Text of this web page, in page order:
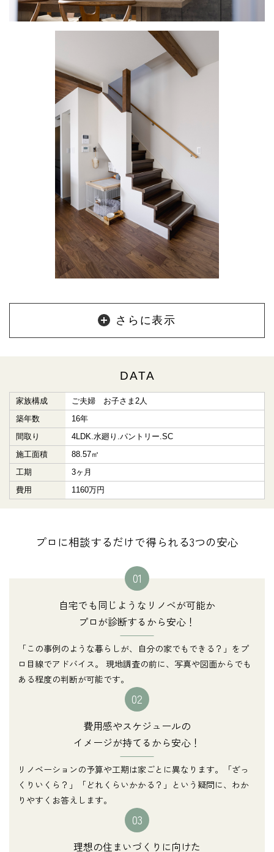
さらに表示
DATA
家族構成
ご夫婦 お子さま2人
築年数
16年
間取り
4LDK.水廻り.パントリー.SC
施工面積
88.57㎡
工期
3ヶ月
費用
1160万円
プロに相談するだけで得られる3つの安心
01
自宅でも同じようなリノベが可能か
プロが診断するから安心！
「この事例のような暮らしが、自分の家でもできる？」をプ
ロ目線でアドバイス。 現地調査の前に、写真や図面からでも
ある程度の判断が可能です。
02
費用感やスケジュールの
イメージが持てるから安心！
リノベーションの予算や工期は家ごとに異なります。「ざっ
くりいくら？」「どれくらいかかる？」という疑問に、わか
りやすくお答えします。
03
理想の住まいづくりに向けた